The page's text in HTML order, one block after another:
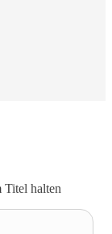
Titel halten